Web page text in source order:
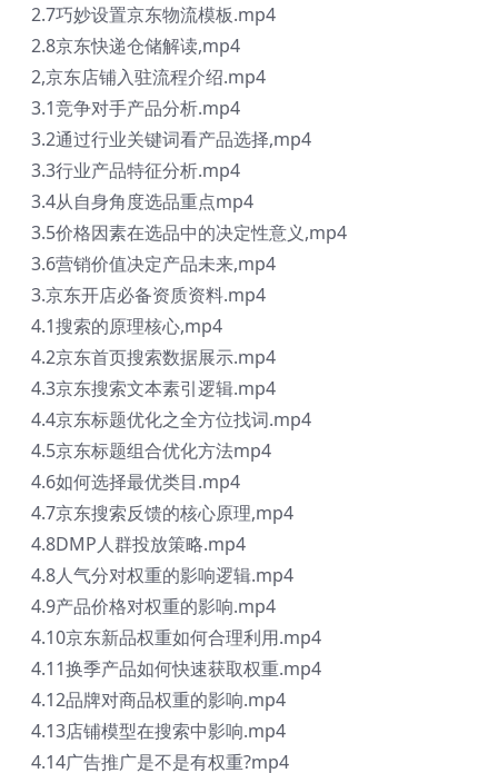
2.7巧妙设置京东物流模板.mp4
2.8京东快递仓储解读,mp4
2,京东店铺入驻流程介绍.mp4
3.1竞争对手产品分析.mp4
3.2通过行业关键词看产品选择,mp4
3.3行业产品特征分析.mp4
3.4从自身角度选品重点mp4
3.5价格因素在选品中的决定性意义,mp4
3.6营销价值决定产品未来,mp4
3.京东开店必备资质资料.mp4
4.1搜索的原理核心,mp4
4.2京东首页搜索数据展示.mp4
4.3京东搜索文本素引逻辑.mp4
4.4京东标题优化之全方位找词.mp4
4.5京东标题组合优化方法mp4
4.6如何选择最优类目.mp4
4.7京东搜索反馈的核心原理,mp4
4.8DMP人群投放策略.mp4
4.8人气分对权重的影响逻辑.mp4
4.9产品价格对权重的影响.mp4
4.10京东新品权重如何合理利用.mp4
4.11换季产品如何快速获取权重.mp4
4.12品牌对商品权重的影响.mp4
4.13店铺模型在搜索中影响.mp4
4.14广告推广是不是有权重?mp4